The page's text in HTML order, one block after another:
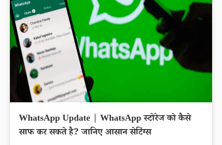
WhatsApp Update | WhatsApp स्टोरेज को कैसे
साफ कर सकते है? जानिए आसान सेटिंग्स